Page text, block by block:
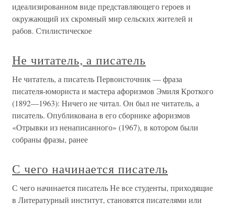
идеализированном виде представляющего героев и
окружающий их скромный мир сельских жителей и
рабов. Стилистическое
Не читатель, а писатель
Не читатель, а писатель Первоисточник — фраза
писателя-юмориста и мастера афоризмов Эмиля Кроткого
(1892—1963): Ничего не читал. Он был не читатель, а
писатель. Опубликована в его сборнике афоризмов
«Отрывки из ненаписанного» (1967), в котором были
собраны фразы, ранее
С чего начинается писатель
С чего начинается писатель Не все студенты, приходящие
в Литературный институт, становятся писателями или